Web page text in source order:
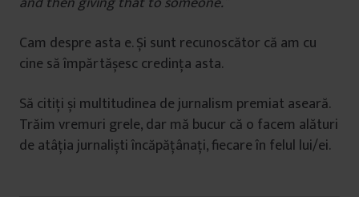
Cam despre asta e. Și sunt recunoscător că am cu
cine să împărtășesc credința asta.
Să citiți și multitudinea de jurnalism premiat aseară.
Trăim vremuri grele, dar mă bucur că o facem alături
de atâția jurnaliști încăpățânați, fiecare în felul lui/ei.